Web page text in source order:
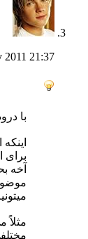
2011 21:37
با
برای
آخه
مثلاً